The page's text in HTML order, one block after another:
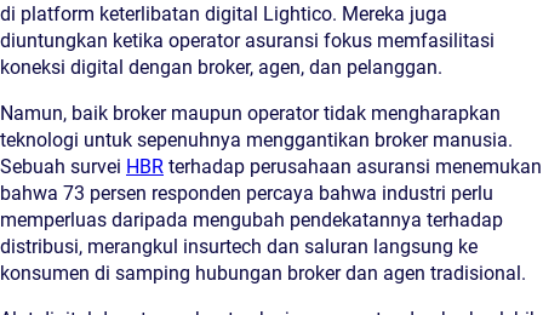
di platform keterlibatan digital Lightico. Mereka juga
diuntungkan ketika operator asuransi fokus memfasilitasi
koneksi digital dengan broker, agen, dan pelanggan.
Namun, baik broker maupun operator tidak mengharapkan
teknologi untuk sepenuhnya menggantikan broker manusia.
Sebuah survei HBR terhadap perusahaan asuransi menemukan
bahwa 73 persen responden percaya bahwa industri perlu
memperluas daripada mengubah pendekatannya terhadap
distribusi, merangkul insurtech dan saluran langsung ke
konsumen di samping hubungan broker dan agen tradisional.